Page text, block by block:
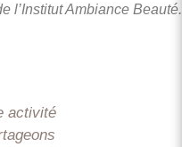
l’Institut Ambiance Beauté.
activité